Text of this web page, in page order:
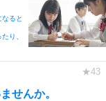
ると
り、
せんか。